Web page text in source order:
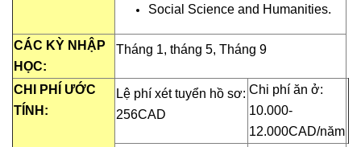
Social Science and Humanities.
CÁC KỲ NHẬP
HỌC:
Tháng 1, tháng 5, Tháng 9
CHI PHÍ ƯỚC
TÍNH:
Lệ phí xét tuyển hồ sơ:
256CAD
Chi phí ăn ở:
10.000-
12.000CAD/năm